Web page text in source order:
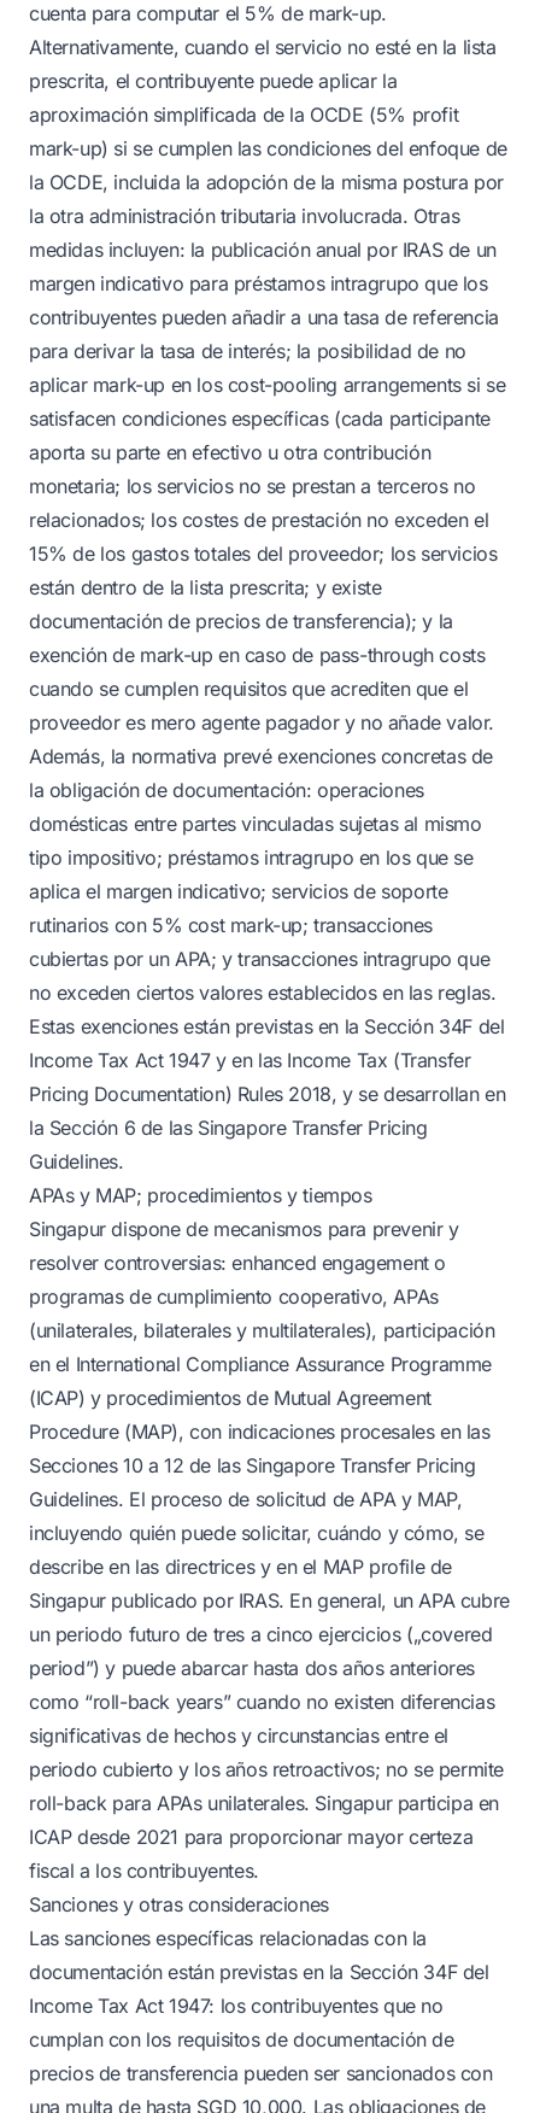
cuenta para computar el 5% de mark-up.
Alternativamente, cuando el servicio no esté en la lista
prescrita, el contribuyente puede aplicar la
aproximación simplificada de la OCDE (5% profit
mark-up) si se cumplen las condiciones del enfoque de
la OCDE, incluida la adopción de la misma postura por
la otra administración tributaria involucrada. Otras
medidas incluyen: la publicación anual por IRAS de un
margen indicativo para préstamos intragrupo que los
contribuyentes pueden añadir a una tasa de referencia
para derivar la tasa de interés; la posibilidad de no
aplicar mark-up en los cost-pooling arrangements si se
satisfacen condiciones específicas (cada participante
aporta su parte en efectivo u otra contribución
monetaria; los servicios no se prestan a terceros no
relacionados; los costes de prestación no exceden el
15% de los gastos totales del proveedor; los servicios
están dentro de la lista prescrita; y existe
documentación de precios de transferencia); y la
exención de mark-up en caso de pass-through costs
cuando se cumplen requisitos que acrediten que el
proveedor es mero agente pagador y no añade valor.
Además, la normativa prevé exenciones concretas de
la obligación de documentación: operaciones
domésticas entre partes vinculadas sujetas al mismo
tipo impositivo; préstamos intragrupo en los que se
aplica el margen indicativo; servicios de soporte
rutinarios con 5% cost mark-up; transacciones
cubiertas por un APA; y transacciones intragrupo que
no exceden ciertos valores establecidos en las reglas.
Estas exenciones están previstas en la Sección 34F del
Income Tax Act 1947 y en las Income Tax (Transfer
Pricing Documentation) Rules 2018, y se desarrollan en
la Sección 6 de las Singapore Transfer Pricing
Guidelines.
APAs y MAP; procedimientos y tiempos
Singapur dispone de mecanismos para prevenir y
resolver controversias: enhanced engagement o
programas de cumplimiento cooperativo, APAs
(unilaterales, bilaterales y multilaterales), participación
en el International Compliance Assurance Programme
(ICAP) y procedimientos de Mutual Agreement
Procedure (MAP), con indicaciones procesales en las
Secciones 10 a 12 de las Singapore Transfer Pricing
Guidelines. El proceso de solicitud de APA y MAP,
incluyendo quién puede solicitar, cuándo y cómo, se
describe en las directrices y en el MAP profile de
Singapur publicado por IRAS. En general, un APA cubre
un periodo futuro de tres a cinco ejercicios („covered
period”) y puede abarcar hasta dos años anteriores
como “roll-back years” cuando no existen diferencias
significativas de hechos y circunstancias entre el
periodo cubierto y los años retroactivos; no se permite
roll-back para APAs unilaterales. Singapur participa en
ICAP desde 2021 para proporcionar mayor certeza
fiscal a los contribuyentes.
Sanciones y otras consideraciones
Las sanciones específicas relacionadas con la
documentación están previstas en la Sección 34F del
Income Tax Act 1947: los contribuyentes que no
cumplan con los requisitos de documentación de
precios de transferencia pueden ser sancionados con
una multa de hasta SGD 10,000. Las obligaciones de